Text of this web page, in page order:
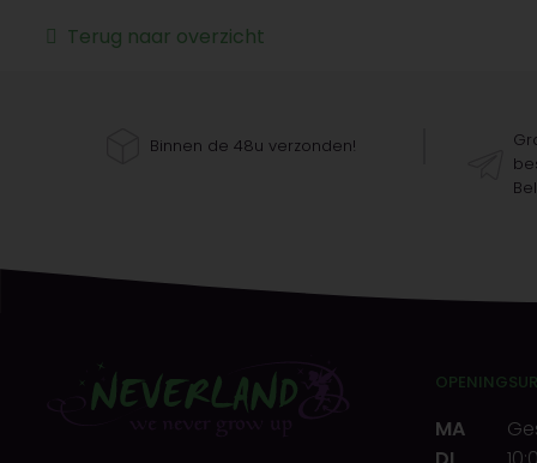
Terug naar overzicht
Binnen de 48u verzonden!
MA